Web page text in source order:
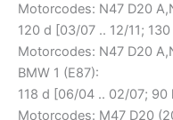
Motorcodes: N47 D20
120 d [03/07 .. 12/11;
Motorcodes: N47 D20
BMW 1 (E87):
118 d [06/04 .. 02/07; 90
Motorcodes: M47 D20